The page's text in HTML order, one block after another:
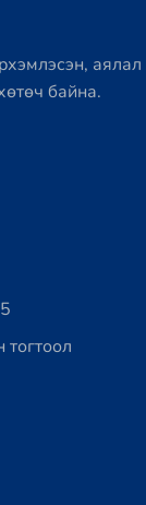
байна.